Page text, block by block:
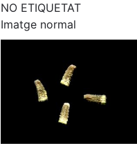
NO ETIQUETAT
Imatge normal